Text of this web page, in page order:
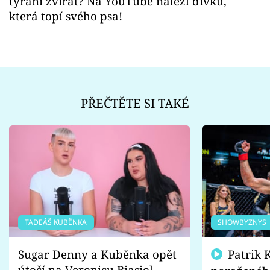
která topí svého psa!
PŘEČTĚTE SI TAKÉ
TADEÁŠ KUBĚNKA
Sugar Denny a Kuběnka opět
SHOWBYZNYS